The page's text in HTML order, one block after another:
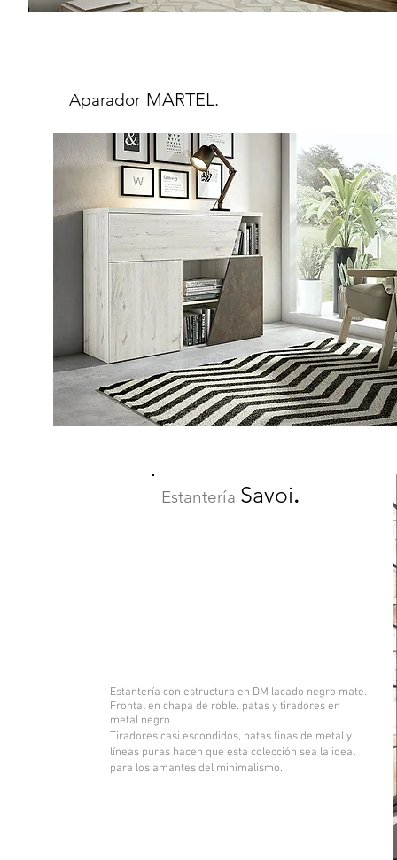
Aparador MARTEL.
Estantería Savoi.
Estantería con estructura en DM lacado negro mate.
Frontal en chapa de roble. patas y tiradores en
metal negro.
Tiradores casi escondidos, patas finas de metal y
líneas puras hacen que esta colección sea la ideal
para los amantes del minimalismo.